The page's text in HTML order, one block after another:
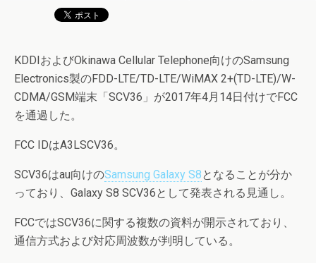
KDDIおよびOkinawa Cellular Telephone向けのSamsung
Electronics製のFDD-LTE/TD-LTE/WiMAX 2+(TD-LTE)/W-
CDMA/GSM端末「SCV36」が2017年4月14日付けでFCC
を通過した。
FCC IDはA3LSCV36。
SCV36はau向けのSamsung Galaxy S8となることが分か
っており、Galaxy S8 SCV36として発表される見通し。
FCCではSCV36に関する複数の資料が開示されており、
通信方式および対応周波数が判明している。